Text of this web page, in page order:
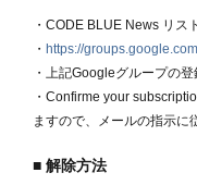
皆様の応募をお待ちしてい
Press
2023.04.11
CODE BLUE2023 2023年
ファレンス(赤坂インター
・CODE BLUE News リス
・ https://
・上記Googleグループの
・Confirme your
ますので、メールの指示に
■ 解除方法